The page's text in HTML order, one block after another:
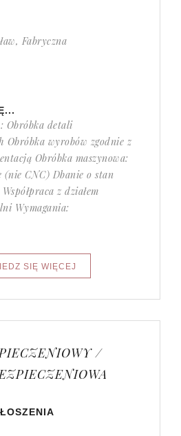
Fabryczna
Obróbka detali
Obróbka wyrobów zgodnie z
Obróbka maszynowa:
(nie CNC) Dbanie o stan
z działem
Wymagania:
/